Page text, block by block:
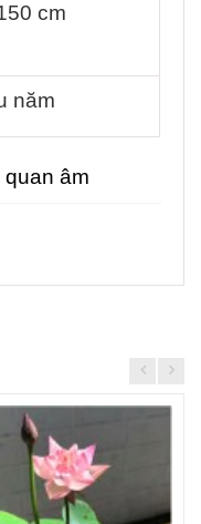
cm
năm
quan âm